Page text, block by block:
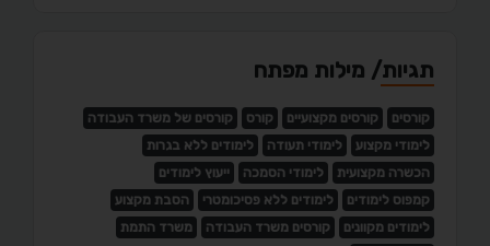
תגיות/ מילות מפתח
קורסים קורסים מקצועיים קורס
קורסים של משרד העבודה
לימודי מקצוע
לימודי תעודה
לימודים ללא בגרות
הכשרה מקצועית
לימודי הסמכה
ייעוץ לימודים
קמפוס לימודים
לימודים ללא פסיכומטרי
הסבת מקצוע
לימודים מקוונים
קורסים משרד העבודה
משרד התמת